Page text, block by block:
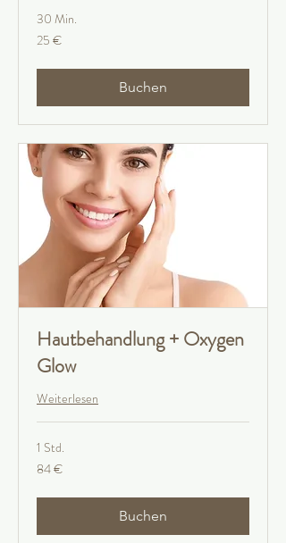
30 Min.
25
Euro
25 €
Buchen
Hautbehandlung + Oxygen
Glow
Weiterlesen
1 Std.
84
Euro
84 €
Buchen